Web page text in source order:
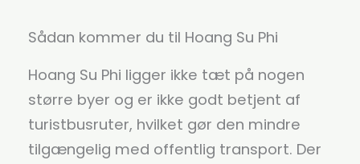
Sådan kommer du til Hoang Su Phi
Hoang Su Phi ligger ikke tæt på nogen
større byer og er ikke godt betjent af
turistbusruter, hvilket gør den mindre
tilgængelig med offentlig transport. Der